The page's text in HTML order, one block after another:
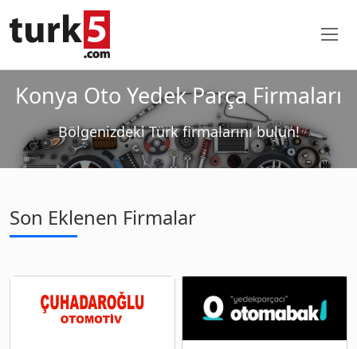
Konya Oto Yedek Parça Firmaları
Bölgenizdeki Türk firmalarını bulun!
Son Eklenen Firmalar